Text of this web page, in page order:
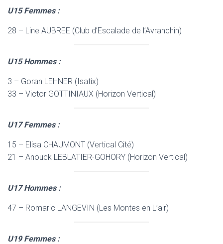
U15 Femmes :
28 – Line AUBREE (Club d’Escalade de l’Avranchin)
U15 Hommes :
3 – Goran LEHNER (Isatix)
33 – Victor GOTTINIAUX (Horizon Vertical)
U17 Femmes :
15 – Elisa CHAUMONT (Vertical Cité)
21 – Anouck LEBLATIER-GOHORY (Horizon Vertical)
U17 Hommes :
47 – Romaric LANGEVIN (Les Montes en L’air)
U19 Femmes :